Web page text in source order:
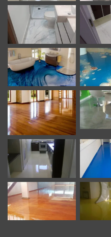
sensíveis ao toque.
Imagens Dinâmicas:
holográfica ou de alta
Quanto Custa o
Líquido 3D?